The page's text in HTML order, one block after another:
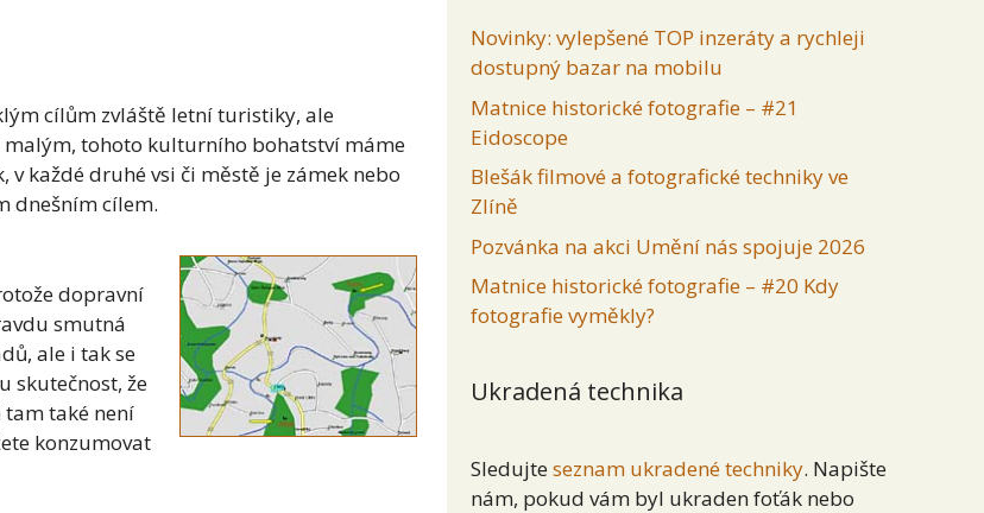
cílům zvláště letní turistiky, ale
malým, tohoto kulturního bohatství máme
v každé druhé vsi či městě je zámek nebo
dnešním cílem.
dopravní
smutná
ale i tak se
skutečnost, že
tam také není
konzumovat
Novinky: vylepšené TOP inzeráty a rychleji
dostupný bazar na mobilu
Matnice historické fotografie – #21
Eidoscope
Blešák filmové a fotografické techniky ve
Zlíně
Pozvánka na akci Umění nás spojuje 2026
Matnice historické fotografie – #20 Kdy
fotografie vyměkly?
Ukradená technika
Sledujte seznam ukradené techniky. Napište
nám, pokud vám byl ukraden foťák nebo